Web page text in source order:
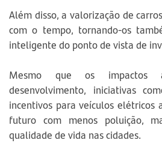
Além disso, a valorização de
com o tempo, tornando-os
inteligente do ponto de vista de
Mesmo que os impactos
desenvolvimento, iniciativas
incentivos para veículos elétricos
futuro com menos poluição,
qualidade de vida nas cidades.